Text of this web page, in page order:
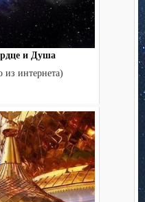
и Душа
интернета)